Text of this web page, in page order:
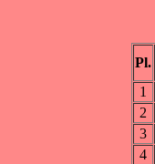
Pl.
1
2
3
4